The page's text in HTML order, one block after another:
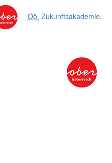
Oö. Zukunftsakademie.